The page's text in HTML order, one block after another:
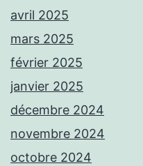
avril 2025
mars 2025
février 2025
janvier 2025
décembre 2024
novembre 2024
octobre 2024